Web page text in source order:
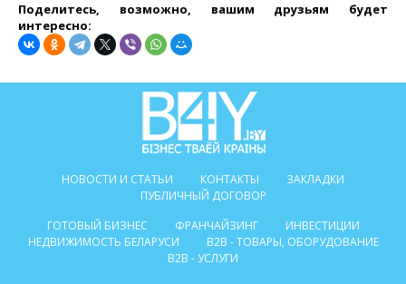
Поделитесь, возможно, вашим друзьям будет
интересно:
НОВОСТИ И СТАТЬИ КОНТАКТЫ
ЗАКЛАДКИ
ПУБЛИЧНЫЙ ДОГОВОР
ГОТОВЫЙ БИЗНЕС
ФРАНЧАЙЗИНГ
ИНВЕСТИЦИИ
НЕДВИЖИМОСТЬ БЕЛАРУСИ
B2B - ТОВАРЫ, ОБОРУДОВАНИЕ
B2B - УСЛУГИ